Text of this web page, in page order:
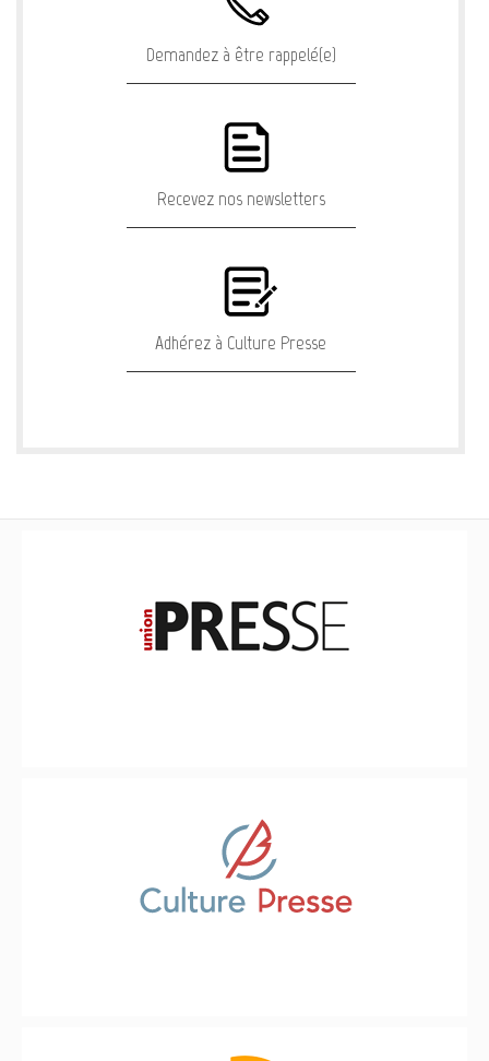
Demandez à être rappelé(e)
Recevez nos newsletters
Adhérez à Culture Presse